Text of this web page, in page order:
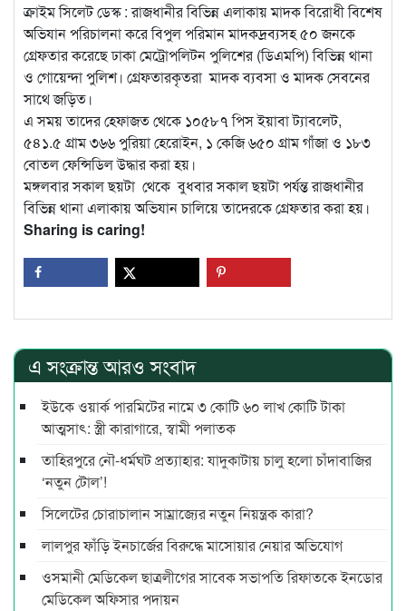
ক্রাইম সিলেট ডেস্ক : রাজধানীর বিভিন্ন এলাকায় মাদক বিরোধী বিশেষ
অভিযান পরিচালনা করে বিপুল পরিমান মাদকদ্রব্যসহ ৫০ জনকে
গ্রেফতার করেছে ঢাকা মেট্রোপলিটন পুলিশের (ডিএমপি) বিভিন্ন থানা
ও গোয়েন্দা পুলিশ। গ্রেফতারকৃতরা মাদক ব্যবসা ও মাদক সেবনের
সাথে জড়িত।
এ সময় তাদের হেফাজত থেকে ১০৫৮৭ পিস ইয়াবা ট্যাবলেট,
৫৪১.৫ গ্রাম ৩৬৬ পুরিয়া হেরোইন, ১ কেজি ৬৫০ গ্রাম গাঁজা ও ১৮৩
বোতল ফেন্সিডিল উদ্ধার করা হয়।
মঙ্গলবার সকাল ছয়টা থেকে বুধবার সকাল ছয়টা পর্যন্ত রাজধানীর
বিভিন্ন থানা এলাকায় অভিযান চালিয়ে তাদেরকে গ্রেফতার করা হয়।
Sharing is caring!
এ সংক্রান্ত আরও সংবাদ
ইউকে ওয়ার্ক পারমিটের নামে ৩ কোটি ৬০ লাখ কোটি টাকা
আত্মসাৎ: স্ত্রী কারাগারে, স্বামী পলাতক
তাহিরপুরে নৌ-ধর্মঘট প্রত্যাহার: যাদুকাটায় চালু হলো চাঁদাবাজির
‘নতুন টোল’!
সিলেটের চোরাচালান সাম্রাজ্যের নতুন নিয়ন্ত্রক কারা?
লালপুর ফাঁড়ি ইনচার্জের বিরুদ্ধে মাসোয়ার নেয়ার অভিযোগ
ওসমানী মেডিকেল ছাত্রলীগের সাবেক সভাপতি রিফাতকে ইনডোর
মেডিকেল অফিসার পদায়ন